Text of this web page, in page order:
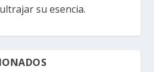
su esencia.